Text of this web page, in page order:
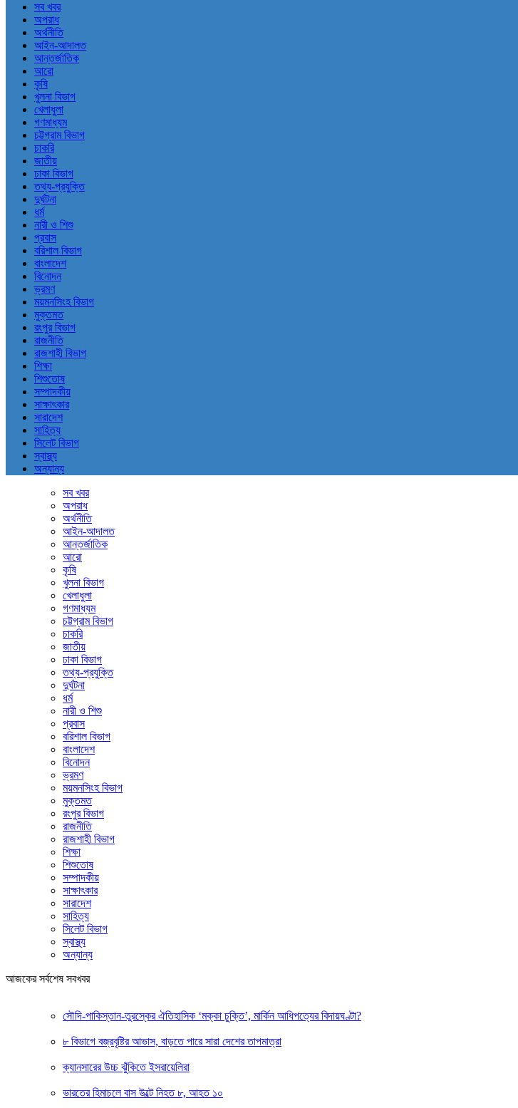
সব খবর
অপরাধ
অর্থনীতি
আইন-আদালত
আন্তর্জাতিক
আরো
কৃষি
খুলনা বিভাগ
খেলাধুলা
গণমাধ্যম
চট্টগ্রাম বিভাগ
চাকরি
জাতীয়
ঢাকা বিভাগ
তথ্য-প্রযুক্তি
দুর্ঘটনা
ধর্ম
নারী ও শিশু
প্রবাস
বরিশাল বিভাগ
বাংলাদেশ
বিনোদন
ভ্রমণ
ময়মনসিংহ বিভাগ
মুক্তমত
রংপুর বিভাগ
রাজনীতি
রাজশাহী বিভাগ
শিক্ষা
শিশুতোষ
সম্পাদকীয়
সাক্ষাৎকার
সারাদেশ
সাহিত্য
সিলেট বিভাগ
স্বাস্থ্য
অন্যান্য
সব খবর
অপরাধ
অর্থনীতি
আইন-আদালত
আন্তর্জাতিক
আরো
কৃষি
খুলনা বিভাগ
খেলাধুলা
গণমাধ্যম
চট্টগ্রাম বিভাগ
চাকরি
জাতীয়
ঢাকা বিভাগ
তথ্য-প্রযুক্তি
দুর্ঘটনা
ধর্ম
নারী ও শিশু
প্রবাস
বরিশাল বিভাগ
বাংলাদেশ
বিনোদন
ভ্রমণ
ময়মনসিংহ বিভাগ
মুক্তমত
রংপুর বিভাগ
রাজনীতি
রাজশাহী বিভাগ
শিক্ষা
শিশুতোষ
সম্পাদকীয়
সাক্ষাৎকার
সারাদেশ
সাহিত্য
সিলেট বিভাগ
স্বাস্থ্য
অন্যান্য
আজকের সর্বশেষ সবখবর
সৌদি-পাকিস্তান-তুরস্কের ঐতিহাসিক ‘মক্কা চুক্তি’, মার্কিন আধিপত্যের বিদায়ঘণ্টা?
৮ বিভাগে বজ্রবৃষ্টির আভাস, বাড়তে পারে সারা দেশের তাপমাত্রা
ক্যানসারের উচ্চ ঝুঁকিতে ইসরায়েলিরা
ভারতের হিমাচলে বাস উল্টে নিহত ৮, আহত ১০